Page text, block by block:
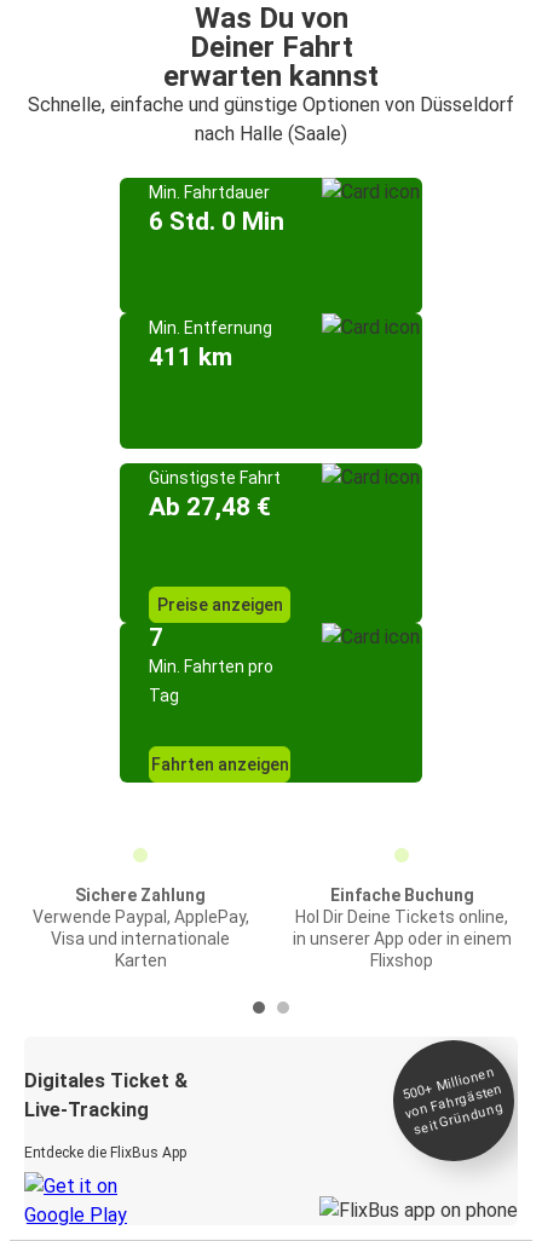
Was Du von
Deiner Fahrt
erwarten kannst
Schnelle, einfache und günstige Optionen von Düsseldorf
nach Halle (Saale)
Min. Fahrtdauer
6 Std. 0 Min
Min. Entfernung
411 km
Günstigste Fahrt
Ab 27,48 €
Preise anzeigen
7
Min. Fahrten pro
Tag
Fahrten anzeigen
Sichere Zahlung
Verwende Paypal, ApplePay,
Visa und internationale
Karten
Einfache Buchung
Hol Dir Deine Tickets online,
in unserer App oder in einem
Flixshop
Digitales Ticket &
Live-Tracking
Entdecke die FlixBus App
500+
Millionen
von Fahrgästen
seit
Gründung